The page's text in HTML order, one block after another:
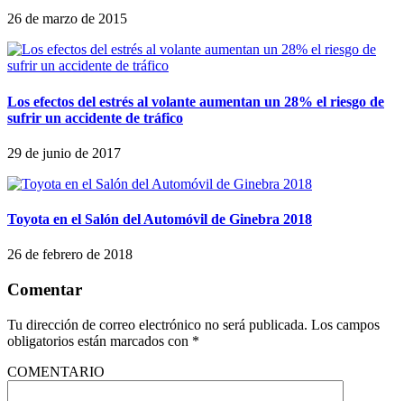
26 de marzo de 2015
Los efectos del estrés al volante aumentan un 28% el riesgo de
sufrir un accidente de tráfico
29 de junio de 2017
Toyota en el Salón del Automóvil de Ginebra 2018
26 de febrero de 2018
Comentar
Tu dirección de correo electrónico no será publicada. Los campos
obligatorios están marcados con *
COMENTARIO